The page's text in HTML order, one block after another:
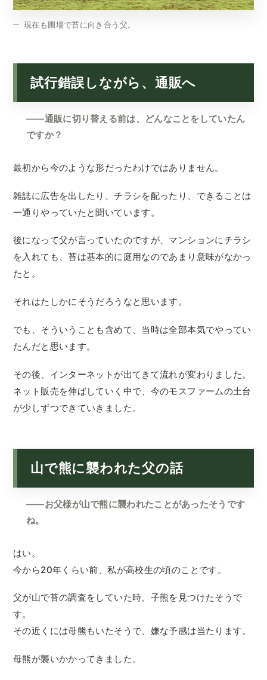
現在も圃場で苔に向き合う父。
試行錯誤しながら、通販へ
——通販に切り替える前は、どんなことをしていたん
ですか？
最初から今のような形だったわけではありません。
雑誌に広告を出したり、チラシを配ったり、できることは
一通りやっていたと聞いています。
後になって父が言っていたのですが、マンションにチラシ
を入れても、苔は基本的に庭用なのであまり意味がなかっ
たと。
それはたしかにそうだろうなと思います。
でも、そういうことも含めて、当時は全部本気でやってい
たんだと思います。
その後、インターネットが出てきて流れが変わりました。
ネット販売を伸ばしていく中で、今のモスファームの土台
が少しずつできていきました。
山で熊に襲われた父の話
——お父様が山で熊に襲われたことがあったそうです
ね。
はい。
今から20年くらい前、私が高校生の頃のことです。
父が山で苔の調査をしていた時、子熊を見つけたそうで
す。
その近くには母熊もいたそうで、嫌な予感は当たります。
母熊が襲いかかってきました。